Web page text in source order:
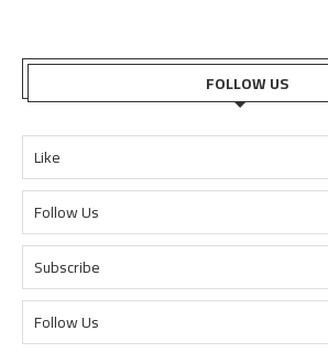
FOLLOW US
Like
Follow Us
Subscribe
Follow Us